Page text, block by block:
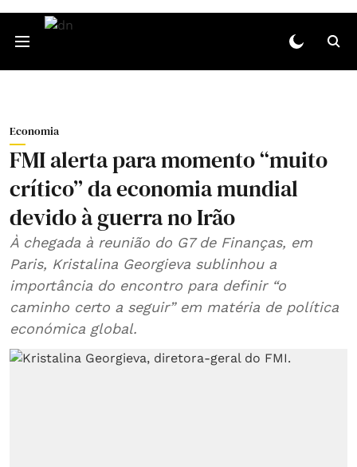
Economia
FMI alerta para momento “muito
crítico” da economia mundial
devido à guerra no Irão
À chegada à reunião do G7 de Finanças, em
Paris, Kristalina Georgieva sublinhou a
importância do encontro para definir “o
caminho certo a seguir” em matéria de política
económica global.